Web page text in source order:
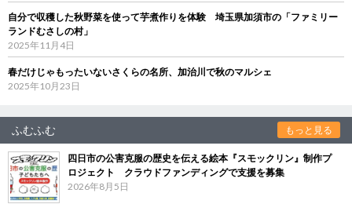
自分で収穫した秋野菜を使って芋煮作りを体験 埼玉県加須市の「ファミリー
ランドむさしの村」
2025年11月4日
春だけじゃもったいないさくらの名所、加治川で秋のマルシェ
2025年10月23日
ふむふむ もっと見る
四日市の公害克服の歴史を伝える絵本『スモックリン』制作プ
ロジェクト クラウドファンディングで支援を募集
2026年8月5日